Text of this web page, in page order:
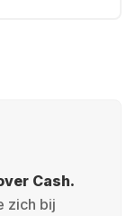
Cash.
zich bij